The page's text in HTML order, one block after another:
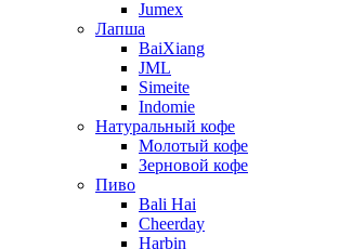
Jumex
Лапша
BaiXiang
JML
Simeite
Indomie
Натуральный кофе
Молотый кофе
Зерновой кофе
Пиво
Bali Hai
Cheerday
Harbin